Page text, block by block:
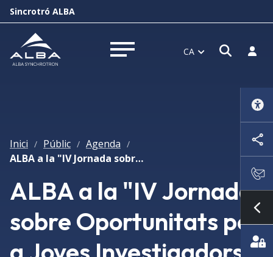
Sincrotró ALBA
Obrir menú CA Obrir
Inici / Públic / Agenda /
ALBA a la "IV Jornada sobre Oportunitats per a Joves Investigadors en Fusió i Acceleradors"
ALBA a la "IV Jornada
sobre Oportunitats per